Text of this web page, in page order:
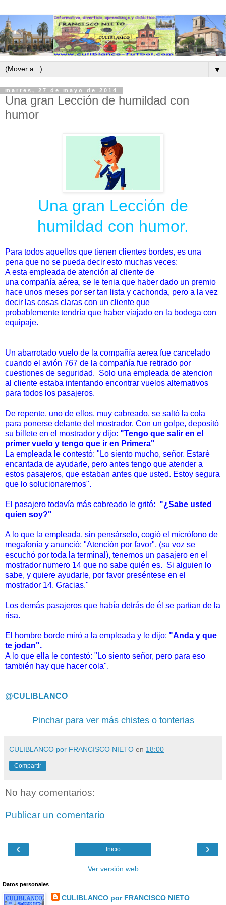
▼
martes, 27 de mayo de 2014
Una gran Lección de humildad con
humor
Una gran Lección de
humildad con humor.
Para todos aquellos que tienen clientes bordes, es una
pena que no se pueda decir esto muchas veces:
A esta empleada de atención al cliente de
una compañía aérea, se le tenia que haber dado un premio
hace unos meses por ser tan lista y cachonda, pero a la vez
decir las cosas claras con un cliente que
probablemente tendría que haber viajado en la bodega con
equipaje.
Un abarrotado vuelo de la compañía aerea fue cancelado
cuando el avión 767 de la compañía fue retirado por
cuestiones de seguridad. Solo una empleada de atencion
al cliente estaba intentando encontrar vuelos alternativos
para todos los pasajeros.
De repente, uno de ellos, muy cabreado, se saltó la cola
para ponerse delante del mostrador. Con un golpe, depositó
su billete en el mostrador y dijo: "Tengo que salir en el
primer vuelo y tengo que ir en Primera"
La empleada le contestó: "Lo siento mucho, señor. Estaré
encantada de ayudarle, pero antes tengo que atender a
estos pasajeros, que estaban antes que usted. Estoy segura
que lo solucionaremos".
El pasajero todavía más cabreado le gritó: "¿Sabe usted
quien soy?"
A lo que la empleada, sin pensárselo, cogió el micrófono de
megafonía y anunció: "Atención por favor", (su voz se
escuchó por toda la terminal), tenemos un pasajero en el
mostrador numero 14 que no sabe quién es. Si alguien lo
sabe, y quiere ayudarle, por favor preséntese en el
mostrador 14. Gracias."
Los demás pasajeros que había detrás de él se partian de la
risa.
El hombre borde miró a la empleada y le dijo: "Anda y que
te jodan".
A lo que ella le contestó: "Lo siento señor, pero para eso
también hay que hacer cola".
@CULIBLANCO
Pinchar para ver más chistes o tonterias
CULIBLANCO por FRANCISCO NIETO en 18:00
Compartir
No hay comentarios:
Publicar un comentario
‹ ›
Inicio
Ver versión web
Datos personales
CULIBLANCO por FRANCISCO NIETO